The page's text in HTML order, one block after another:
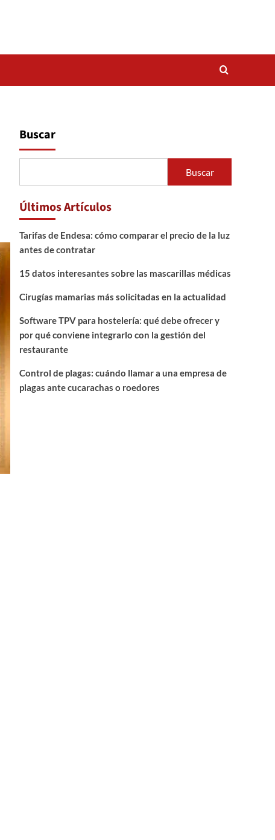
Buscar
Buscar
Últimos Artículos
Tarifas de Endesa: cómo comparar el precio de la luz
antes de contratar
15 datos interesantes sobre las mascarillas médicas
Cirugías mamarias más solicitadas en la actualidad
Software TPV para hostelería: qué debe ofrecer y
por qué conviene integrarlo con la gestión del
restaurante
Control de plagas: cuándo llamar a una empresa de
plagas ante cucarachas o roedores